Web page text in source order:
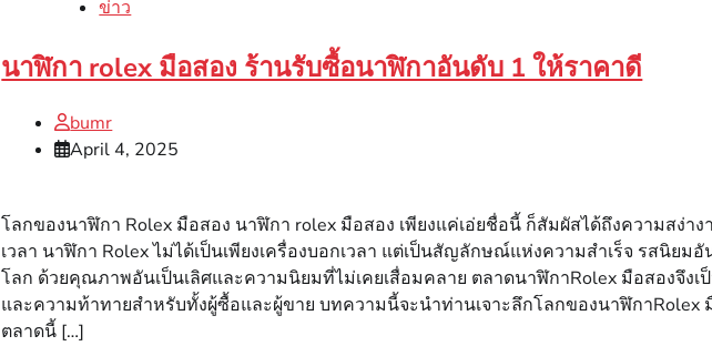
ข่าว
นาฬิกา rolex มือสอง ร้านรับซื้อนาฬิกาอันดับ 1 ให้ราคาดี
bumr
April 4, 2025
โลกของนาฬิกา Rolex มือสอง นาฬิกา rolex มือสอง เพียงแค่เอ่ยชื่อนี้ ก็สัมผัสได้ถึงความสง่
เวลา นาฬิกา Rolex ไม่ได้เป็นเพียงเครื่องบอกเวลา แต่เป็นสัญลักษณ์แห่งความสำเร็จ รสนิย
โลก ด้วยคุณภาพอันเป็นเลิศและความนิยมที่ไม่เคยเสื่อมคลาย ตลาดนาฬิกาRolex มือสองจึงเ
และความท้าทายสำหรับทั้งผู้ซื้อและผู้ขาย บทความนี้จะนำท่านเจาะลึกโลกของนาฬิกา
ตลาดนี้ […]